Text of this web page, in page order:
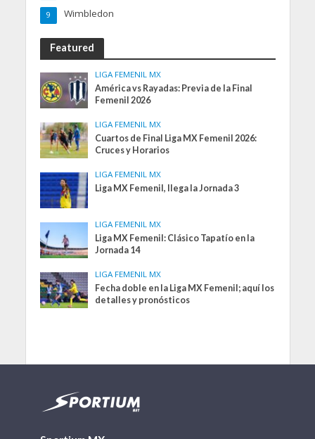
Wimbledon
9
Featured
LIGA FEMENIL MX
América vs Rayadas: Previa de la Final
Femenil 2026
LIGA FEMENIL MX
Cuartos de Final Liga MX Femenil 2026:
Cruces y Horarios
LIGA FEMENIL MX
Liga MX Femenil, llega la Jornada 3
LIGA FEMENIL MX
Liga MX Femenil: Clásico Tapatío en la
Jornada 14
LIGA FEMENIL MX
Fecha doble en la Liga MX Femenil; aquí los
detalles y pronósticos